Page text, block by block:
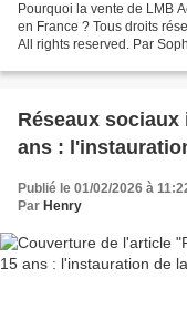
Pourquoi la vente de LMB
en France ? Tous droits
All rights reserved. Par
Réseaux
ans :
Publié le 01/02/2026 à
Par Henry